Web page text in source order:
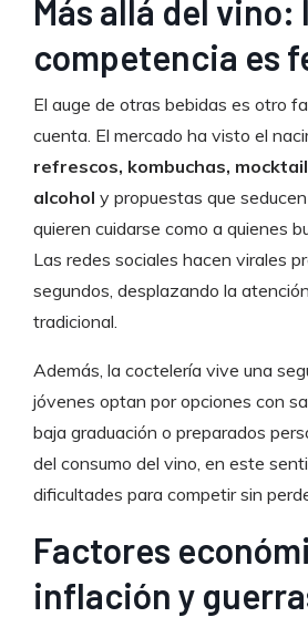
Más allá del vino:
competencia es
El auge de otras bebidas es otro
cuenta. El mercado ha visto el
refrescos, kombuchas,
alcohol y propuestas que
quieren cuidarse como a quienes
Las redes sociales hacen virales
segundos, desplazando la
tradicional.
Además, la coctelería vive una
jóvenes optan por opciones con
baja graduación o preparados
del consumo del vino, en este
dificultades para competir sin
Factores
inflación y